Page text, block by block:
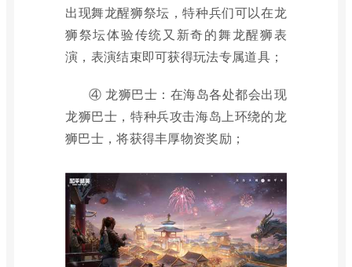
出现舞龙醒狮祭坛，特种兵们可以在龙
狮祭坛体验传统又新奇的舞龙醒狮表
演，表演结束即可获得玩法专属道具；
④ 龙狮巴士：在海岛各处都会出现
龙狮巴士，特种兵攻击海岛上环绕的龙
狮巴士，将获得丰厚物资奖励；